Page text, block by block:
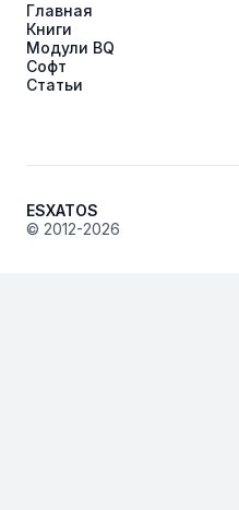
Главная
Книги
Модули BQ
Софт
Статьи
ESXATOS
© 2012-2026